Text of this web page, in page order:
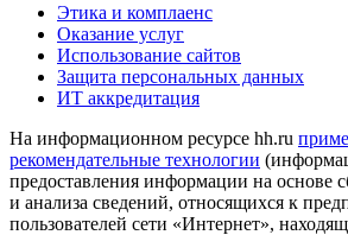
Этика и комплаенс
Оказание услуг
Использование сайтов
Защита персональных данных
ИТ аккредитация
На информационном ресурсе hh.ru
рекомендательные технологии
предоставления информации на основе
и анализа сведений, относящихся к
пользователей сети «Интернет»,